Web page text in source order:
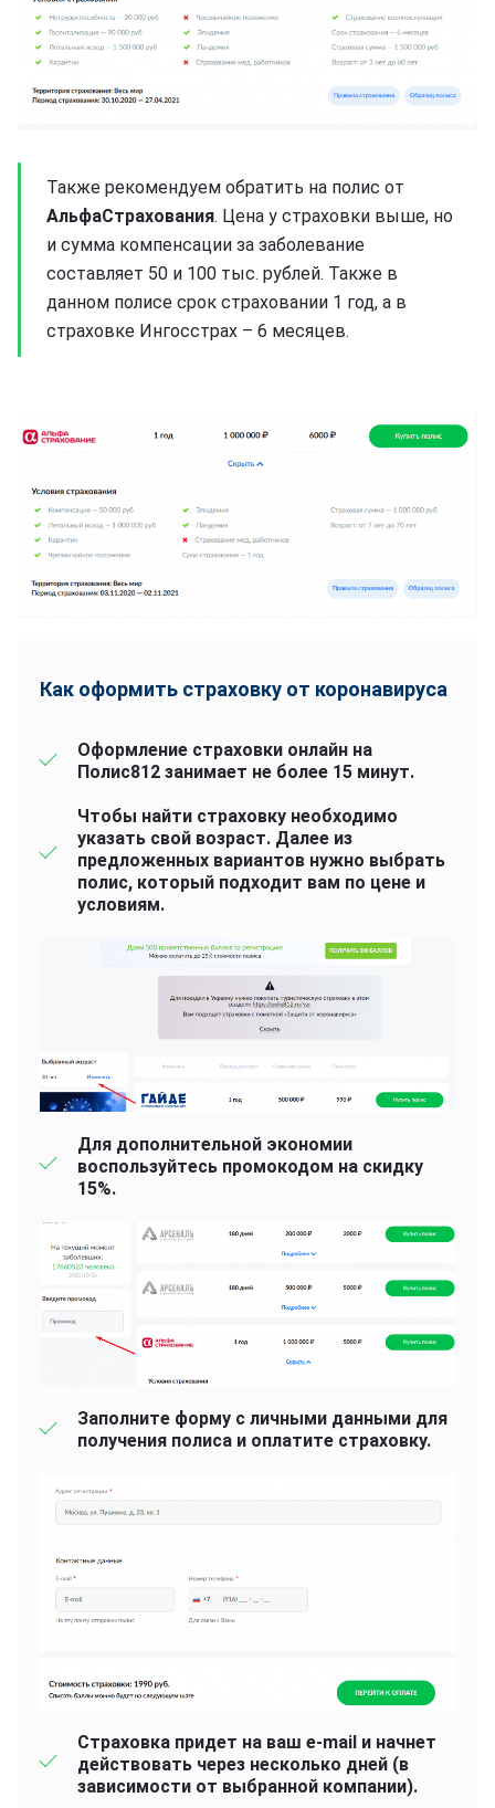
Также рекомендуем обратить на полис от
АльфаСтрахования. Цена у страховки выше, но
и сумма компенсации за заболевание
составляет 50 и 100 тыс. рублей. Также в
данном полисе срок страховании 1 год, а в
страховке Ингосстрах – 6 месяцев.
Как оформить страховку от коронавируса
Оформление страховки онлайн на
Полис812 занимает не более 15 минут.
Чтобы найти страховку необходимо
указать свой возраст. Далее из
предложенных вариантов нужно выбрать
полис, который подходит вам по цене и
условиям.
Для дополнительной экономии
воспользуйтесь промокодом на скидку
15%.
Заполните форму с личными данными для
получения полиса и оплатите страховку.
Страховка придет на ваш e-mail и начнет
действовать через несколько дней (в
зависимости от выбранной компании).